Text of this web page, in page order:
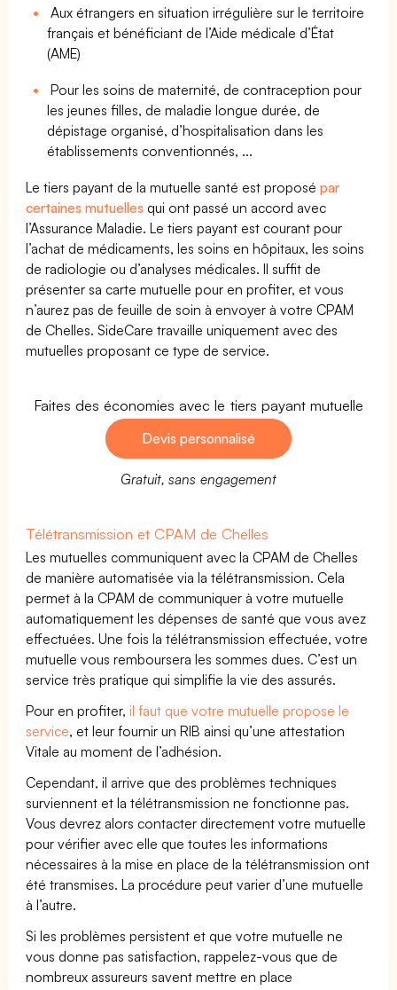
Aux étrangers en situation irrégulière sur le territoire
français et bénéficiant de l’Aide médicale d’État
(AME)
Pour les soins de maternité, de contraception pour
les jeunes filles, de maladie longue durée, de
dépistage organisé, d’hospitalisation dans les
établissements conventionnés, ...
Le tiers payant de la mutuelle santé est proposépar
certaines mutuelles qui ont passé un accord avec
l’Assurance Maladie. Le tiers payant est courant pour
l’achat de médicaments, les soins en hôpitaux, les soins
de radiologie ou d’analyses médicales. Il suffit de
présenter sa carte mutuelle pour en profiter, et vous
n’aurez pas de feuille de soin à envoyer à votre CPAM
de Chelles. SideCare travaille uniquement avec des
mutuelles proposant ce type de service.
Faites des économies avec le tiers payant mutuelle
Devis personnalisé
Gratuit, sans engagement
Télétransmission et CPAM de Chelles
Les mutuelles communiquent avec la CPAM de Chelles
de manière automatisée via la télétransmission. Cela
permet à la CPAM de communiquer à votre mutuelle
automatiquement les dépenses de santé que vous avez
effectuées. Une fois la télétransmission effectuée, votre
mutuelle vous remboursera les sommes dues. C’est un
service très pratique qui simplifie la vie des assurés.
Pour en profiter,il faut que votre mutuelle propose le
service, et leur fournir un RIB ainsi qu’une attestation
Vitale au moment de l’adhésion.
Cependant, il arrive que des problèmes techniques
surviennent et la télétransmission ne fonctionne pas.
Vous devrez alors contacter directement votre mutuelle
pour vérifier avec elle que toutes les informations
nécessaires à la mise en place de la télétransmission ont
été transmises. La procédure peut varier d’une mutuelle
à l’autre.
Si les problèmes persistent et que votre mutuelle ne
vous donne pas satisfaction, rappelez-vous que de
nombreux assureurs savent mettre en place